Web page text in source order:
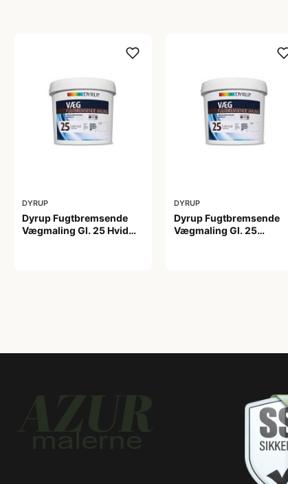
DYRUP
Dyrup Fugtbremsende
Vægmaling Gl. 25 Hvid
DYRUP
Dyrup Fugtbremsende
Vægmaling Gl. 25